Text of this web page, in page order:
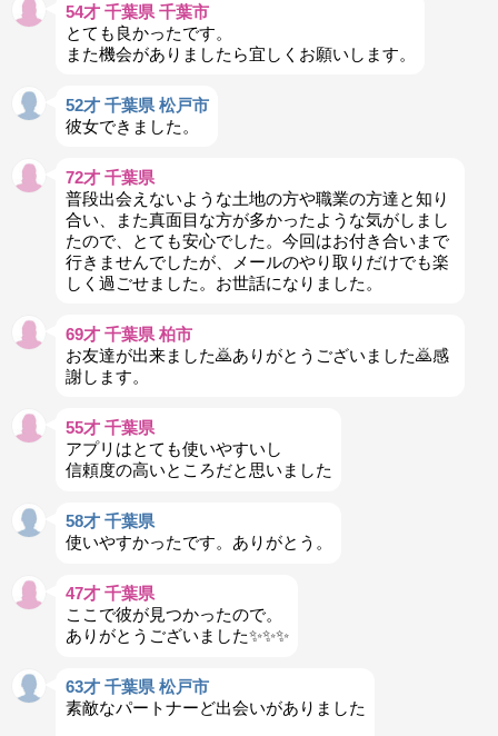
54才 千葉県 千葉市
とても良かったです。
また機会がありましたら宜しくお願いします。
52才 千葉県 松戸市
彼女できました。
72才 千葉県
普段出会えないような土地の方や職業の方達と知り
合い、また真面目な方が多かったような気がしまし
たので、とても安心でした。今回はお付き合いまで
行きませんでしたが、メールのやり取りだけでも楽
しく過ごせました。お世話になりました。
69才 千葉県 柏市
お友達が出来ました🙇ありがとうございました🙇感
謝します。
55才 千葉県
アプリはとても使いやすいし
信頼度の高いところだと思いました
58才 千葉県
使いやすかったです。ありがとう。
47才 千葉県
ここで彼が見つかったので。
ありがとうございました✨✨✨
63才 千葉県 松戸市
素敵なパートナーど出会いがありました